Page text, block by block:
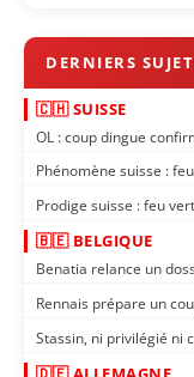
🇨🇭 SUISSE
OL : coup dingue
Phénomène suisse :
Prodige suisse : feu
🇧🇪 BELGIQUE
Benatia relance un
Rennais prépare un
Stassin, ni privilégié ni